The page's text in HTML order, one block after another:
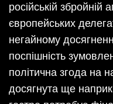
російській збройній
європейських
негайному
поспішність
політична згода на
досягнута ще